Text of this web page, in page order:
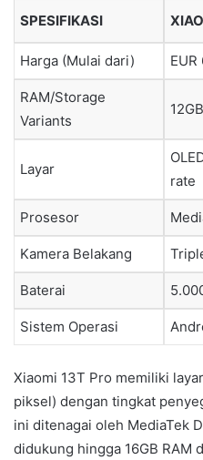
SPESIFIKASI
Harga (Mulai dari)
RAM/Storage
Variants
Layar
rate
Prosesor
Kamera Belakang
Baterai
Sistem Operasi
Xiaomi 13T Pro memiliki
piksel) dengan tingkat
ini ditenagai oleh MediaTek
didukung hingga 16GB RAM